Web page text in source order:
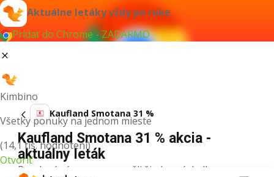
Aktuálne letáky vždy po ruke
Pridať do Chrome - ZADARMO
Kimbino
Všetky ponuky na jednom mieste
(14,1 tis. hodnotení)
Otvoriť
Kaufland Smotana 31 %
Kaufland Smotana 31 % akcia -
aktuálny leták
Pre daný výraz sme nenašli žiadne výsledky.